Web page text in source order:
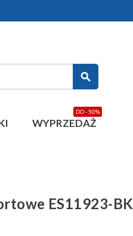
search
WYPRZEDAŻ
DO - 50%
ES11923-BK